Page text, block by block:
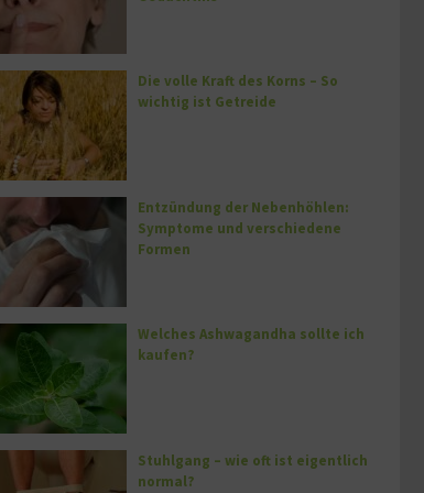
Die volle Kraft des Korns – So
wichtig ist Getreide
Entzündung der Nebenhöhlen:
Symptome und verschiedene
Formen
Welches Ashwagandha sollte ich
kaufen?
Stuhlgang – wie oft ist eigentlich
normal?